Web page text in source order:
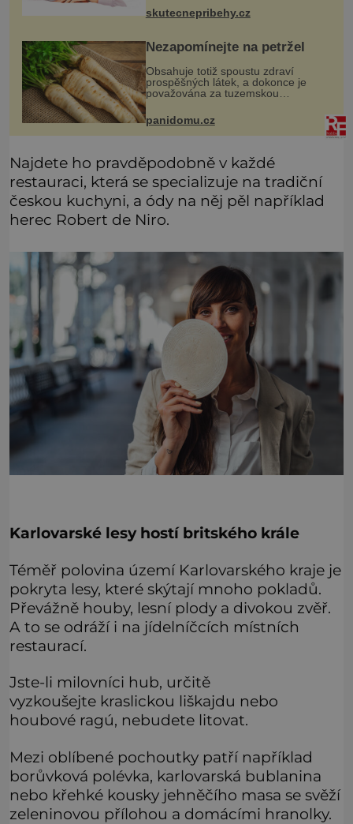
vdávala, když mi bylo dvacet. Oba
skutecnepribehy.cz
Nezapomínejte na petržel
Obsahuje totiž spoustu zdraví
prospěšných látek, a dokonce je
považována za tuzemskou
superpotravinu. Zázrak plný
vitaminů V petrželi najdete vitaminy
B1, B2, B3, B6, provitamin A, vitamin
E a
panidomu.cz
Najdete ho pravděpodobně v každé
restauraci, která se specializuje na tradiční
českou kuchyni, a ódy na něj pěl například
herec Robert de Niro.
Karlovarské lesy hostí britského krále
Téměř polovina území Karlovarského kraje je
pokryta lesy, které skýtají mnoho pokladů.
Převážně houby, lesní plody a divokou zvěř.
A to se odráží i na jídelníčcích místních
restaurací.
Jste-li milovníci hub, určitě
vyzkoušejte kraslickou liškajdu nebo
houbové ragú, nebudete litovat.
Mezi oblíbené pochoutky patří například
borůvková polévka, karlovarská bublanina
nebo křehké kousky jehněčího masa se svěží
zeleninovou přílohou a domácími hranolky.